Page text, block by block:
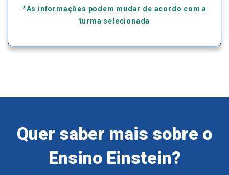
*As informações podem mudar de acordo com a
turma selecionada
Quer saber mais sobre o
Ensino Einstein?